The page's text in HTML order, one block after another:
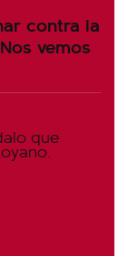
contra la
vemos